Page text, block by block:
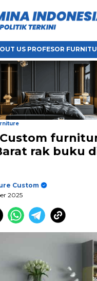
US PROFESOR
rak buku
Custom
2025